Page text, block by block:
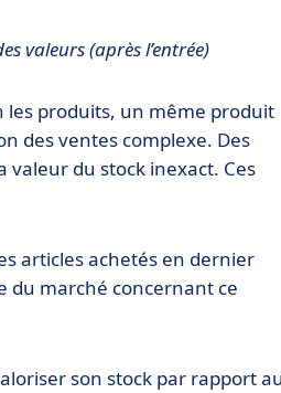
valeurs (après l’entrée)
les produits, un même produit
des ventes complexe. Des
du stock inexact. Ces
articles achetés en dernier
du marché concernant ce
son stock par rapport au